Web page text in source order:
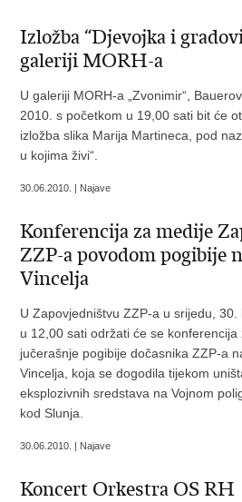
Izložba “Djevojka i
galeriji MORH-a
U galeriji MORH-a „Zvonimir“,
2010. s početkom u 19,00 sati bit će
izložba slika Marija Martineca, pod
u kojima živi“.
30.06.2010. | Najave
Konferencija za medije
ZZP-a povodom pogibije
Vincelja
U Zapovjedništvu ZZP-a u srijedu,
u 12,00 sati održati će se
jučerašnje pogibije dočasnika ZZP-a
Vincelja, koja se dogodila tijekom
eksplozivnih sredstava na Vojnom
kod Slunja.
30.06.2010. | Najave
Koncert Orkestra OS RH